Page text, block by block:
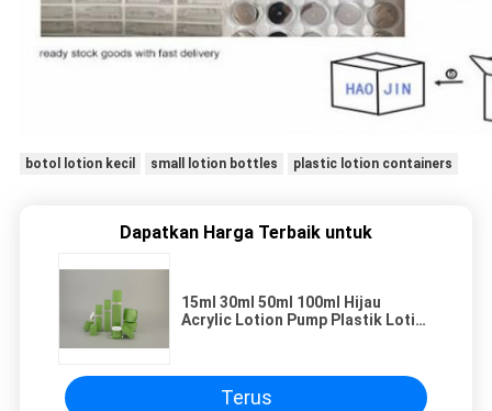
botol lotion kecil small lotion bottles plastic lotion containers
Dapatkan Harga Terbaik untuk
15ml 30ml 50ml 100ml Hijau
Acrylic Lotion Pump Plastik Lotion
Terus